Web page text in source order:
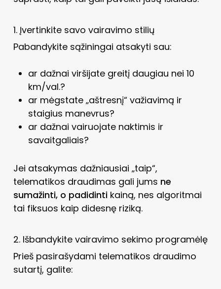
1. Įvertinkite savo vairavimo stilių
Pabandykite sąžiningai atsakyti sau:
ar dažnai viršijate greitį daugiau nei 10
km/val.?
ar mėgstate „aštresnį“ važiavimą ir
staigius manevrus?
ar dažnai vairuojate naktimis ir
savaitgaliais?
Jei atsakymas dažniausiai „taip“,
telematikos draudimas gali jums ne
sumažinti, o padidintikainą, nes algoritmai
tai fiksuos kaip didesnę riziką.
2. Išbandykite vairavimo sekimo programėlę
Prieš pasirašydami telematikos draudimo
sutartį, galite: